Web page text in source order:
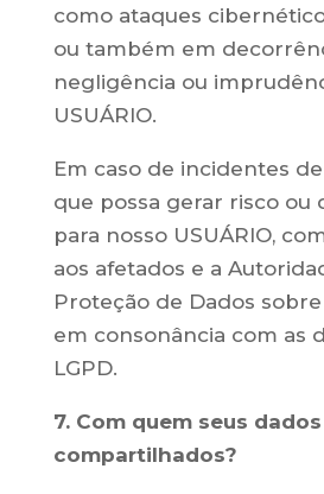
como ataques
ou também em
negligência ou
USUÁRIO.
Em caso de incidentes
que possa gerar risco ou
para nosso USUÁRIO,
aos afetados e a
Proteção de Dados
em consonância com as
LGPD.
7. Com quem seus
compartilhados?